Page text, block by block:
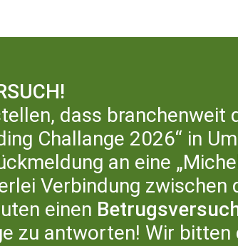
dass branchenweit
Challange 2026“ in
an eine
Verbindung
einen
zu antworten! Wir bitten